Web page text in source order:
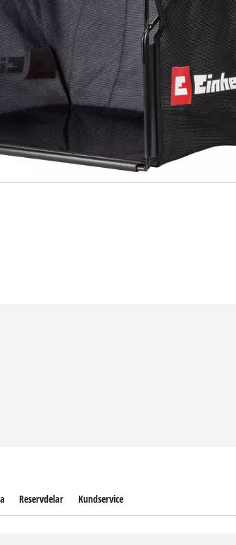
Reservdelar Kundservice